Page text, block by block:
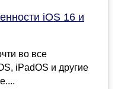
iOS 16 и
во все
iPadOS и другие